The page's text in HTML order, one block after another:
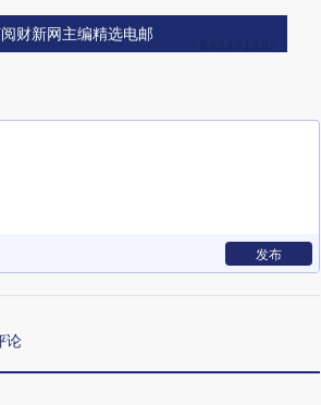
财新网主编精选电邮
发布
论